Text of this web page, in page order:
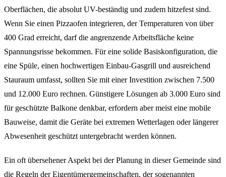
Oberflächen, die absolut UV-beständig und zudem hitzefest sind.
Wenn Sie einen Pizzaofen integrieren, der Temperaturen von über
400 Grad erreicht, darf die angrenzende Arbeitsfläche keine
Spannungsrisse bekommen. Für eine solide Basiskonfiguration, die
eine Spüle, einen hochwertigen Einbau-Gasgrill und ausreichend
Stauraum umfasst, sollten Sie mit einer Investition zwischen 7.500
und 12.000 Euro rechnen. Günstigere Lösungen ab 3.000 Euro sind
für geschützte Balkone denkbar, erfordern aber meist eine mobile
Bauweise, damit die Geräte bei extremen Wetterlagen oder längerer
Abwesenheit geschützt untergebracht werden können.
Ein oft übersehener Aspekt bei der Planung in dieser Gemeinde sind
die Regeln der Eigentümergemeinschaften, der sogenannten